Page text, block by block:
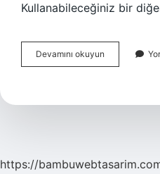
Kullanabileceğiniz bir
Devamını okuyun
Taşı
Edilir
https://